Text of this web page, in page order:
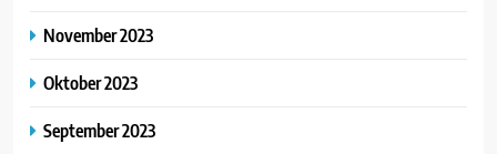
November 2023
Oktober 2023
September 2023